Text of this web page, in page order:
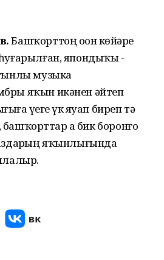
Башҡорттоң оҙон көйҙәре
япондыҡы -
музыка
яҡын икәнен әйтеп
үҙегеҙ үк яуап биреп тә
башҡорттар ҙа бик боронғо
яҡынлығында